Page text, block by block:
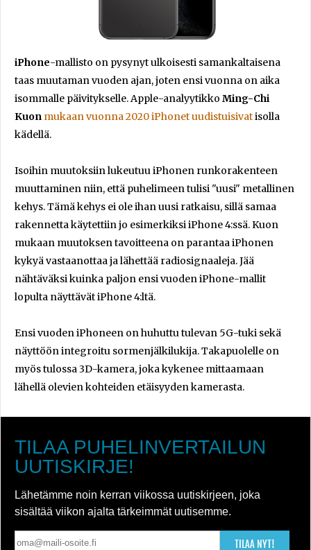
iPhone-mallisto on pysynyt ulkoisesti samankaltaisena
taas muutaman vuoden ajan, joten ensi vuonna on aika
isommalle päivitykselle. Apple-analyytikko Ming-Chi
Kuon mukaan vuonna 2020 iPhonet uudistuisivatisolla
kädellä.
Isoihin muutoksiin lukeutuu iPhonen runkorakenteen
muuttaminen niin, että puhelimeen tulisi "uusi" metallinen
kehys. Tämä kehys ei ole ihan uusi ratkaisu, sillä samaa
rakennetta käytettiin jo esimerkiksi iPhone 4:ssä. Kuon
mukaan muutoksen tavoitteena on parantaa iPhonen
kykyä vastaanottaa ja lähettää radiosignaaleja. Jää
nähtäväksi kuinka paljon ensi vuoden iPhone-mallit
lopulta näyttävät iPhone 4:ltä.
Ensi vuoden iPhoneen on huhuttu tulevan 5G-tuki sekä
näyttöön integroitu sormenjälkilukija. Takapuolelle on
myös tulossa 3D-kamera, joka kykenee mittaamaan
lähellä olevien kohteiden etäisyyden kamerasta.
TILAA PUHELINVERTAILUN
UUTISKIRJE!
Lähetämme noin kerran viikossa uutiskirjeen, joka
sisältää viikon ajalta tärkeimmät uutisemme.
TILAA NYT!